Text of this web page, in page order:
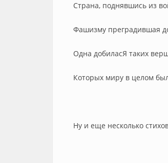
Страна, поднявшись из
Фашизму преградившая
Одна добиласЯ таких
Которых миру в целом
Ну и еще несколько